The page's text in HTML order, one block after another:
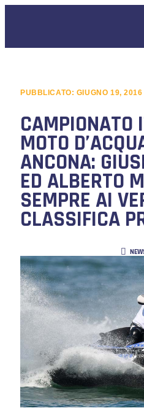
PUBBLICATO: GIUGNO 19, 2016
CAMPIONATO
MOTO
ANCONA:
ED ALBERTO
SEMPRE AI
CLASSIFICA